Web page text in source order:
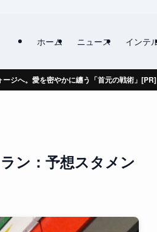
ホーム ニュース インテ
ージへ。愛を密やかに纏う「首元の戦術」[PR]
ン：予想スタメン